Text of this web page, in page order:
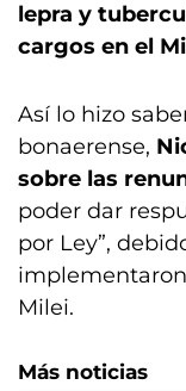
lepra y
cargos en el
Así lo hizo
bonaerense,
sobre las
poder dar
por Ley”,
Milei.
Más noticias